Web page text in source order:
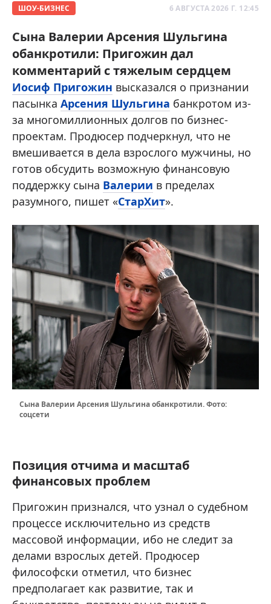
ШОУ-БИЗНЕС 6 АВГУСТА 2026 Г. 12:45
Сына Валерии Арсения Шульгина
обанкротили: Пригожин дал
комментарий с тяжелым сердцем
Иосиф Пригожин высказался о признании
пасынка Арсения Шульгина банкротом из-
за многомиллионных долгов по бизнес-
проектам. Продюсер подчеркнул, что не
вмешивается в дела взрослого мужчины, но
готов обсудить возможную финансовую
поддержку сына Валерии в пределах
разумного, пишет «СтарХит».
Сына Валерии Арсения Шульгина обанкротили. Фото:
соцсети
Позиция отчима и масштаб
финансовых проблем
Пригожин признался, что узнал о судебном
процессе исключительно из средств
массовой информации, ибо не следит за
делами взрослых детей. Продюсер
философски отметил, что бизнес
предполагает как развитие, так и